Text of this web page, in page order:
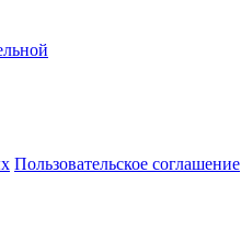
Пользовательское соглашение